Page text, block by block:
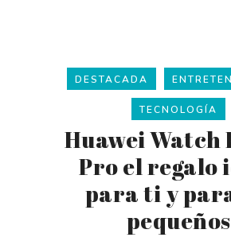
DESTACADA
TECNOLOGÍA
Huawei Watch
Pro el regalo
para ti y
pequeños